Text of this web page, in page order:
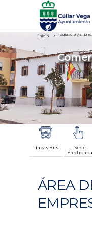
inicio comercio y
Líneas Bus
Sede
Electrónica
ÁREA